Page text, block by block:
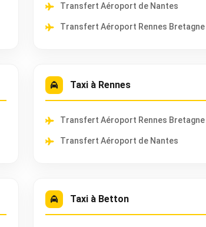
Transfert Aéroport de Nantes
Transfert Aéroport Rennes Bretagne
Taxi à Rennes
Transfert Aéroport Rennes Bretagne
Transfert Aéroport de Nantes
Taxi à Betton